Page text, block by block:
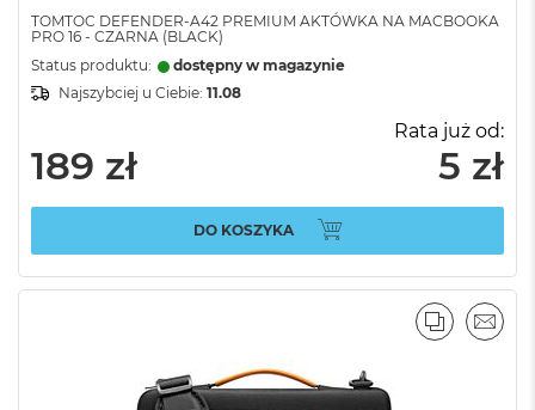
TOMTOC DEFENDER-A42 PREMIUM AKTÓWKA NA MACBOOKA
PRO 16 - CZARNA (BLACK)
Status produktu:
dostępny w magazynie
Najszybciej u Ciebie: 11.08
189 zł
Rata już od:
5 zł
DO KOSZYKA